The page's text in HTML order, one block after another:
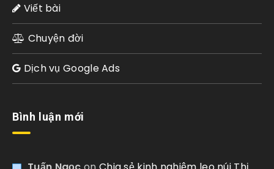
Viết bài
Chuyện đời
Dịch vụ Google Ads
Bình luận mới